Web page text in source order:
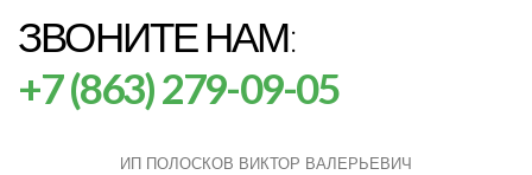
ЗВОНИТЕ НАМ:
+7 (863) 279-09-05
ИП ПОЛОСКОВ ВИКТОР ВАЛЕРЬЕВИЧ